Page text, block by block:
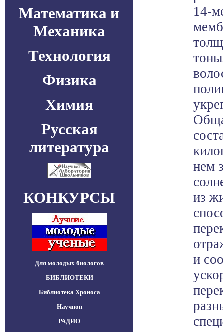
Математика и
Механика
Технология
Физика
Химия
Русская
литература
КОНКУРСЫ
Для молодых биологов
БИБЛИОТЕКИ
Библиотека Хроноса
Научпоп
РАДИО
14-
нем
из
и